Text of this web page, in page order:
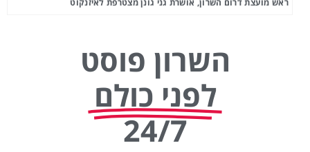
ראש מועצת דרום השרון, אושרת גני גונן מצטרפת לאיזנקוט
השרון פוסט
לפני כולם
24/7